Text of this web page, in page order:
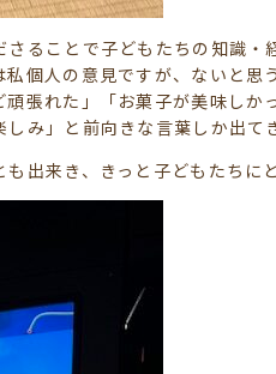
ることで子どもたちの知識
個人の意見ですが、ないと
張れた」「お菓子が美味しか
み」と前向きな言葉しか出て
出来き、きっと子どもたちに